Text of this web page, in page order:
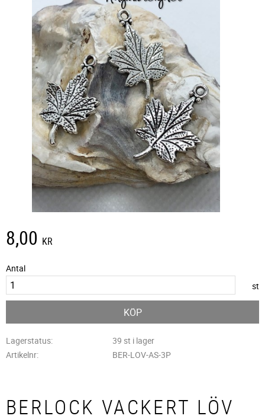
8,00 KR
Antal
st
KÖP
Lagerstatus
39 st i lager
Artikelnr
BER-LOV-AS-3P
BERLOCK VACKERT LÖV